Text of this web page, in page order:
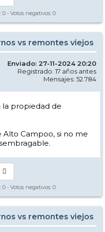
0 - Votos negativos: 0
vs remontes viejos
Enviado: 27-11-2024 20:20
Registrado: 17 años antes
Mensajes: 52.784
la propiedad de
Alto Campoo, si no me
0 - Votos negativos: 0
vs remontes viejos